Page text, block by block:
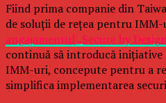
Fiind prima companie din
de soluții de rețea pentru IMM-
angajamentul „Secure by
continuă să introducă inițiative
IMM-uri, concepute pentru a
simplifica implementarea